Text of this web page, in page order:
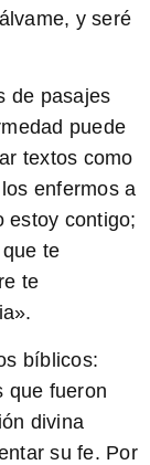
y seré
de pasajes
puede
textos como
enfermos a
estoy contigo;
te
te
bíblicos:
que fueron
divina
su fe. Por